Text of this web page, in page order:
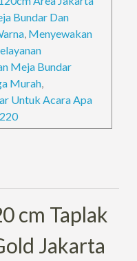
Bundar Dan
, Menyewakan
Meja Bundar
Murah,
Untuk Acara Apa
cm Taplak
Jakarta